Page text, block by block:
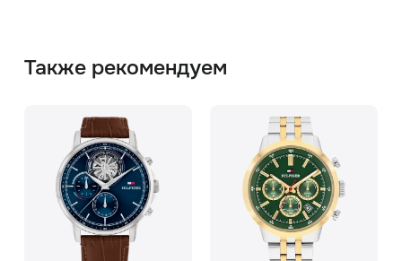
Также рекомендуем